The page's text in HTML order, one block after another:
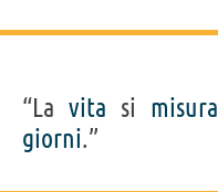
Segno zodiacale Capricorno
“Lavita si misura
giorni.”